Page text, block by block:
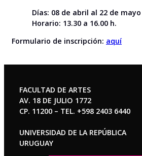
Días: 08 de abril al 22 de mayo
Horario: 13.30 a 16.00 h.
Formulario de inscripción: aquí
FACULTAD DE ARTES
AV. 18 DE JULIO 1772
CP. 11200 – TEL. +598 2403 6440
UNIVERSIDAD DE LA REPÚBLICA
URUGUAY